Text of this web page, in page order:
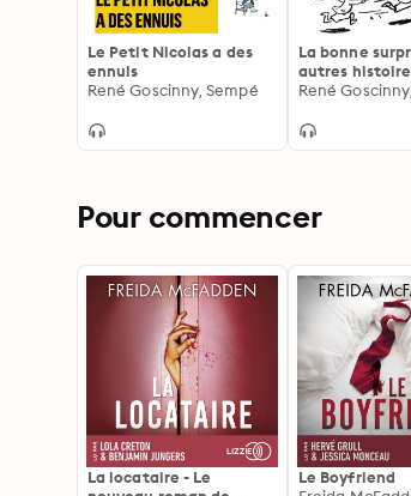
Le Petit Nicolas a des
ennuis
René Goscinny, Sempé
La bonne
autres
du Petit
René
Pour commencer
La locataire - Le
Le Boyfriend